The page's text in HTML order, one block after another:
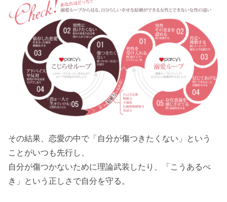
その結果、恋愛の中で「自分が傷つきたくない」という
ことがいつも先行し、
自分が傷つかないために理論武装したり、「こうあるべ
き」という正しさで自分を守る。